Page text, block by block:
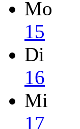
Mo
15
Di
16
Mi
17